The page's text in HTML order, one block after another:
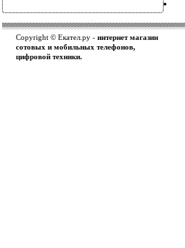
Copyright © Екател.ру - интернет магазин
сотовых и мобильных телефонов,
цифровой техники.